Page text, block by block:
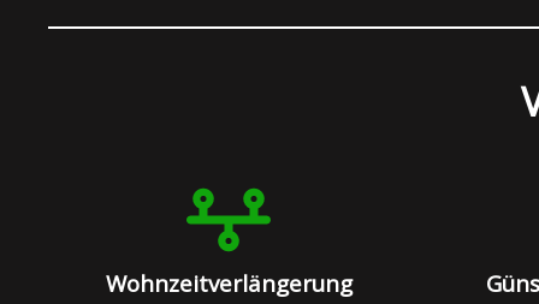
Wohnzeitverlängerung